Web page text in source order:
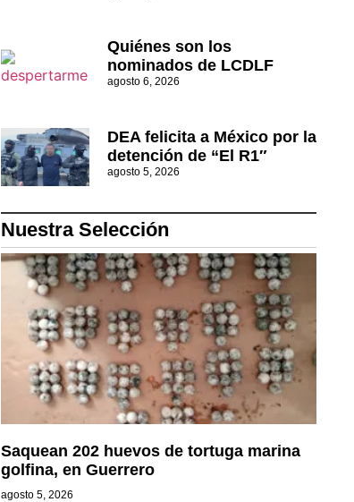
Quiénes son los
nominados de LCDLF
agosto 6, 2026
DEA felicita a México por la
detención de “El R1″
agosto 5, 2026
Nuestra Selección
Saquean 202 huevos de tortuga marina
golfina, en Guerrero
agosto 5, 2026